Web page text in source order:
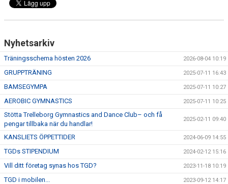
Nyhetsarkiv
Träningsschema hösten 2026 2026-08-04 10:19
GRUPPTRÄNING 2025-07-11 16:43
BAMSEGYMPA 2025-07-11 10:27
AEROBIC GYMNASTICS 2025-07-11 10:25
Stötta Trelleborg Gymnastics and Dance Club– och få
pengar tillbaka när du handlar!
2025-02-11 09:40
KANSLIETS ÖPPETTIDER 2024-06-09 14:55
TGDs STIPENDIUM 2024-02-12 15:16
Vill ditt företag synas hos TGD? 2023-11-18 10:19
TGD i mobilen... 2023-09-12 14:17